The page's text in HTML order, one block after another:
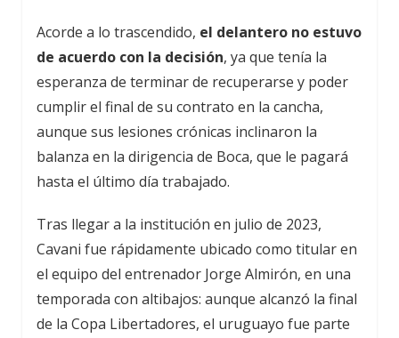
Acorde a lo trascendido, el delantero no estuvo
de acuerdo con la decisión, ya que tenía la
esperanza de terminar de recuperarse y poder
cumplir el final de su contrato en la cancha,
aunque sus lesiones crónicas inclinaron la
balanza en la dirigencia de Boca, que le pagará
hasta el último día trabajado.
Tras llegar a la institución en julio de 2023,
Cavani fue rápidamente ubicado como titular en
el equipo del entrenador Jorge Almirón, en una
temporada con altibajos: aunque alcanzó la final
de la Copa Libertadores, el uruguayo fue parte